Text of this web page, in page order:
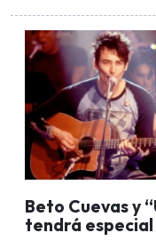
Beto Cuevas y
tendrá